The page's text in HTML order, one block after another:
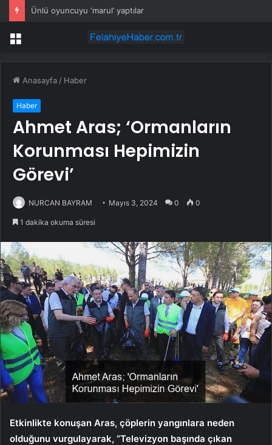
Ünlü oyuncuyu ‘marul’ yaptılar
Menü
Anasayfa / Haber
Haber
Ahmet Aras; ‘Ormanların
Korunması Hepimizin
Görevi’
NURCAN BAYRAM Mayıs 3, 2024 0 0
1 dakika okuma süresi
Etkinlikte konuşan Aras, çöplerin yangınlara neden
olduğunu vurgulayarak, “Televizyon başında çıkan